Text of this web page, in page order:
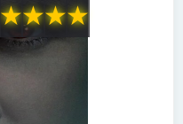
★
★
★
★